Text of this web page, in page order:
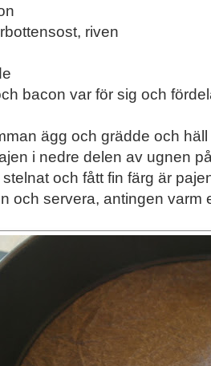
riven
bacon var för sig och
ägg och grädde och häll
i nedre delen av ugnen
och fått fin färg är
och servera, antingen varm